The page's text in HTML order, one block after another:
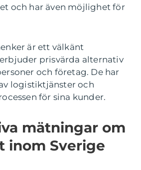
och har även möjlighet för
är ett välkänt
prisvärda alternativ
och företag. De har
logistiktjänster och
för sina kunder.
mätningar om
inom Sverige